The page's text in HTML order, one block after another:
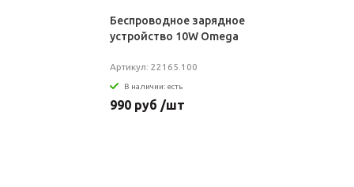
Беспроводное зарядное
устройство 10W Omega
Артикул: 22165.100
В наличии: есть
990 руб /шт